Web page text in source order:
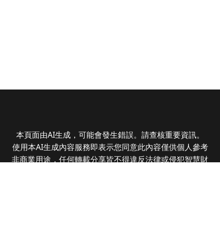
本頁面由AI生成，可能會發生錯誤。請查核重要資訊。
使用本AI生成內容服務即表示您同意此內容僅供個人參考
非商業用途，任何轉載分享皆不得違反法律或侵犯智慧財